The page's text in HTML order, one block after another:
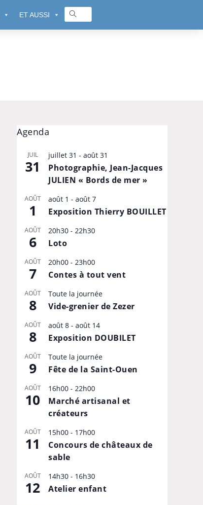
ET AUSSI
Agenda
JUIL
31
juillet 31 - août 31
Photographie, Jean-Jacques
JULIEN « Bords de mer »
AOÛT
1
août 1 - août 7
Exposition Thierry BOUILLET
AOÛT
6
20h30 - 22h30
Loto
AOÛT
7
20h00 - 23h00
Contes à tout vent
AOÛT
8
Toute la journée
Vide-grenier de Zezer
AOÛT
8
août 8 - août 14
Exposition DOUBILET
AOÛT
9
Toute la journée
Fête de la Saint-Ouen
AOÛT
10
16h00 - 22h00
Marché artisanal et
créateurs
AOÛT
11
15h00 - 17h00
Concours de châteaux de
sable
AOÛT
12
14h30 - 16h30
Atelier enfant